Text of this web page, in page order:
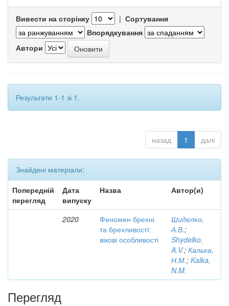
Вивести на сторінку | Сортування
Впорядкування
Автори
Результати 1-1 зі 1.
назад 1 далі
Знайдені матеріали:
Попередній
перегляд
Дата
випуску
Назва Автор(и)
2020
Феномен брехні
та брехливості:
вікові особливості
Шиделко,
А.В.;
Shydelko,
A.V.; Калька,
Н.М.; Kalka,
N.M.
Перегляд